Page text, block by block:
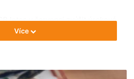
letos v červenci zvýšit úrokové
bodu na 0,5 %. Od roku 2016 jsme
sazeb ECB o 75 bazických bodů.
Více